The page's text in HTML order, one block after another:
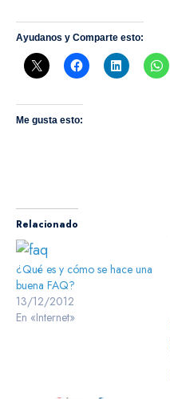
Ayudanos y Comparte esto:
Me gusta esto:
Relacionado
¿Qué es y cómo se hace una
buena FAQ?
13/12/2012
En «Internet»